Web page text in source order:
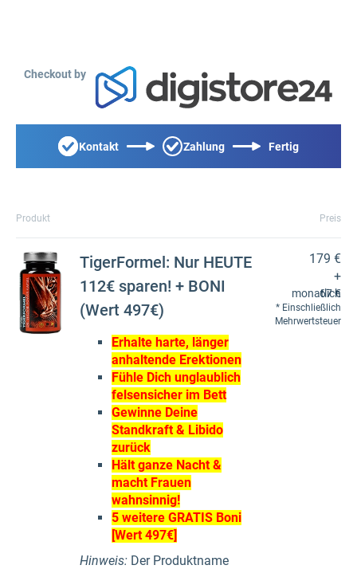
Checkout by
Kontakt Zahlung Fertig
Produkt Preis
TigerFormel: Nur HEUTE
112€ sparen! + BONI
(Wert 497€)
Erhalte harte, länger
anhaltende Erektionen
Fühle Dich unglaublich
felsensicher im Bett
Gewinne Deine
Standkraft & Libido
zurück
Hält ganze Nacht &
macht Frauen
wahnsinnig!
5 weitere GRATIS Boni
[Wert 497€]
Hinweis: Der Produktname
179 €
+
67 €
monatlich
Einschließlich
Mehrwertsteuer